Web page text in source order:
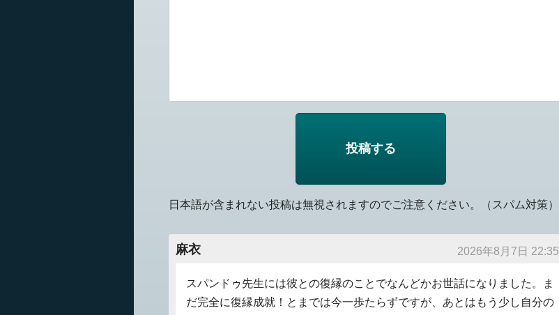
日本語が含まれない投稿は無視されますのでご注意ください。（スパム対策）
麻衣 2026年8月7日 22:35
スパンドゥ先生には彼との復縁のことでなんどかお世話になりました。ま
だ完全に復縁成就！とまでは今一歩たらずですが、あとはもう少し自分の